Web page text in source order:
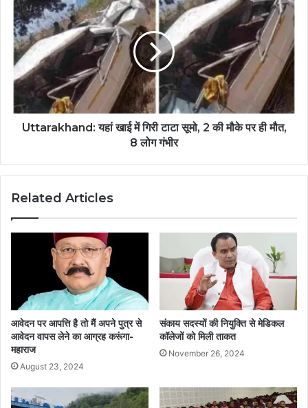
Uttarakhand: यहां खाई में गिरी टाटा सूमो, 2 की मौके पर ही मौत,
8 लोग गंभीर
Related Articles
आवेदन पर आपत्ति है तो मैं अपने पुत्र से
आवेदन वापस लेने का आग्रह करूंगा-
महाराज
August 23, 2024
संकाय सदस्यों की नियुक्ति से मेडिकल
कॉलेजों को मिली ताकत
November 26, 2024